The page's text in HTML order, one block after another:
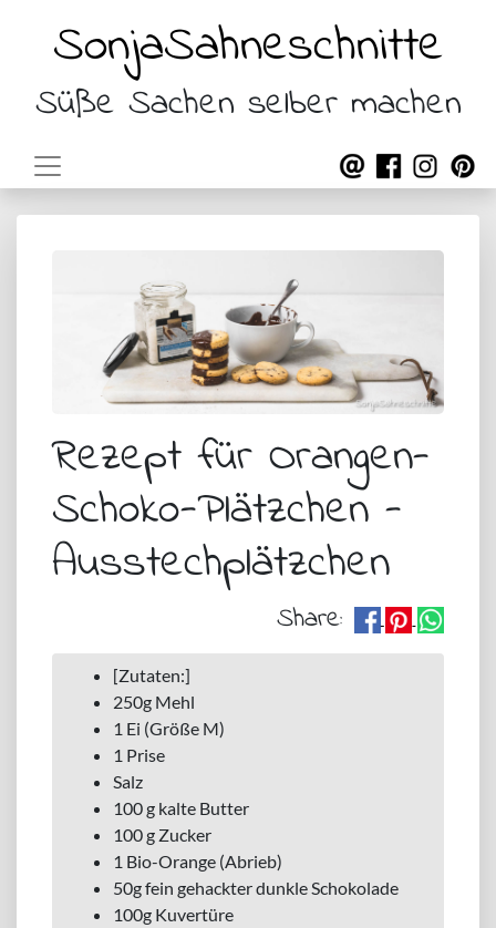
SonjaSahneschnitte
Süße Sachen selber machen
Rezept für Orangen-
Schoko-Plätzchen -
Ausstechplätzchen
Share:
[Zutaten:]
250g Mehl
1 Ei (Größe M)
1 Prise
Salz
100 g kalte Butter
100 g Zucker
1 Bio-Orange (Abrieb)
50g fein gehackter dunkle Schokolade
100g Kuvertüre